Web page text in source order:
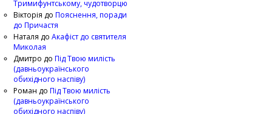
Тримифунтському, чудотворцю
Вікторія до Пояснення, поради
до Причастя
Наталя до Акафіст до святителя
Миколая
Дмитро до Під Твою милість
(давньоукраїнського
обихідного наспіву)
Роман до Під Твою милість
(давньоукраїнського
обихідного наспіву)